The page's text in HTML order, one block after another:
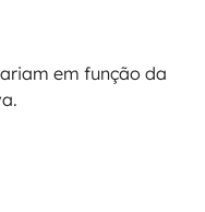
em função da